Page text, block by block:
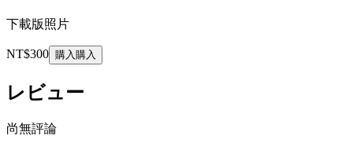
下載版照片
NT$300 購入購入
レビュー
尚無評論